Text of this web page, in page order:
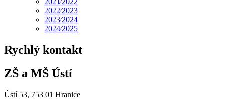
2022⁄2023
2023⁄2024
2024⁄2025
Rychlý kontakt
ZŠ a MŠ Ústí
Ústí 53, 753 01 Hranice